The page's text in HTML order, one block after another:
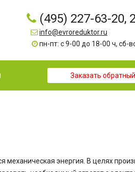
(495) 227-63-20,
info@evroreduktor.ru
пн-пт: с 9-00 до 18-00 ч, сб-
Заказать
энергия. В целях